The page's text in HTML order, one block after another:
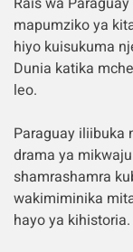
mapumziko ya
hiyo kuisukuma
Dunia katika
leo.
Paraguay iliibuka
drama ya
shamrashamra
wakimiminika
hayo ya kihistoria.